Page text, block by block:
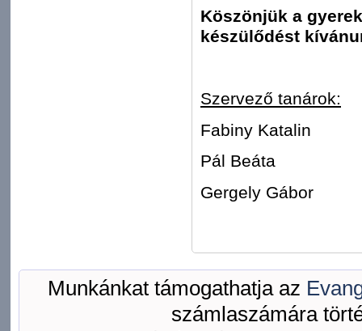
Köszönjük a
készülődést
Szervező tanárok:
Fabiny Katalin
Pál Beáta
Gergely Gábor
Munkánkat támogathatja az
számlaszámára